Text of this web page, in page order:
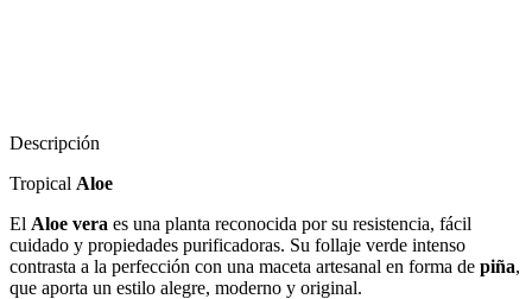
Descripción
Tropical Aloe
El Aloe vera es una planta reconocida por su resistencia, fácil
cuidado y propiedades purificadoras. Su follaje verde intenso
contrasta a la perfección con una maceta artesanal en forma de piña,
que aporta un estilo alegre, moderno y original.